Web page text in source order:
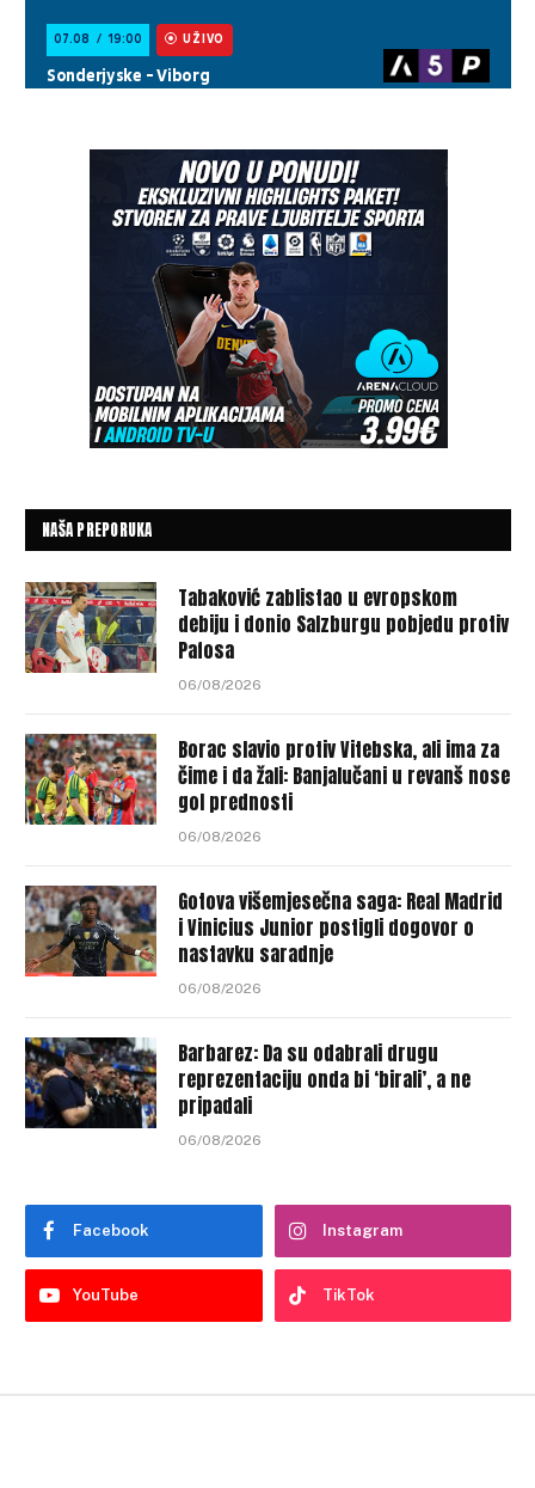
NAŠA PREPORUKA
Tabaković zablistao u evropskom
debiju i donio Salzburgu pobjedu protiv
Pafosa
06/08/2026
Borac slavio protiv Vitebska, ali ima za
čime i da žali: Banjalučani u revanš nose
gol prednosti
06/08/2026
Gotova višemjesečna saga: Real Madrid
i Vinicius Junior postigli dogovor o
nastavku saradnje
06/08/2026
Barbarez: Da su odabrali drugu
reprezentaciju onda bi ‘birali’, a ne
pripadali
06/08/2026
Facebook Instagram
YouTube TikTok